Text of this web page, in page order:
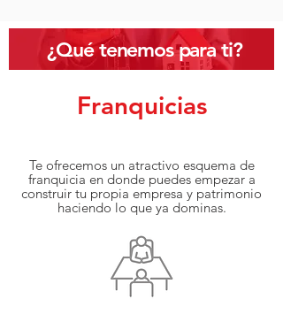
¿Qué tenemos para ti?
Franquicias
Te ofrecemos un atractivo esquema de
franquicia en donde puedes empezar a
construir tu propia empresa y patrimonio
haciendo lo que ya dominas.